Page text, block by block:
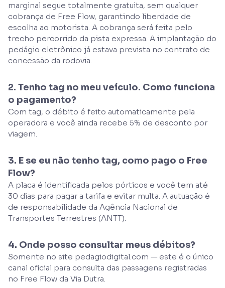
marginal segue totalmente gratuita, sem qualquer
cobrança de Free Flow, garantindo liberdade de
escolha ao motorista. A cobrança será feita pelo
trecho percorrido da pista expressa. A implantação do
pedágio eletrônico já estava prevista no contrato de
concessão da rodovia.
2. Tenho tag no meu veículo. Como funciona
o pagamento?
Com tag, o débito é feito automaticamente pela
operadora e você ainda recebe 5% de desconto por
viagem.
3. E se eu não tenho tag, como pago o Free
Flow?
A placa é identificada pelos pórticos e você tem até
30 dias para pagar a tarifa e evitar multa. A autuação é
de responsabilidade da Agência Nacional de
Transportes Terrestres (ANTT).
4. Onde posso consultar meus débitos?
Somente no site pedagiodigital.com — este é o único
canal oficial para consulta das passagens registradas
no Free Flow da Via Dutra.